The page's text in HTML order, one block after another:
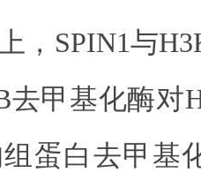
，SPIN1与
甲基化酶对
蛋白去甲基